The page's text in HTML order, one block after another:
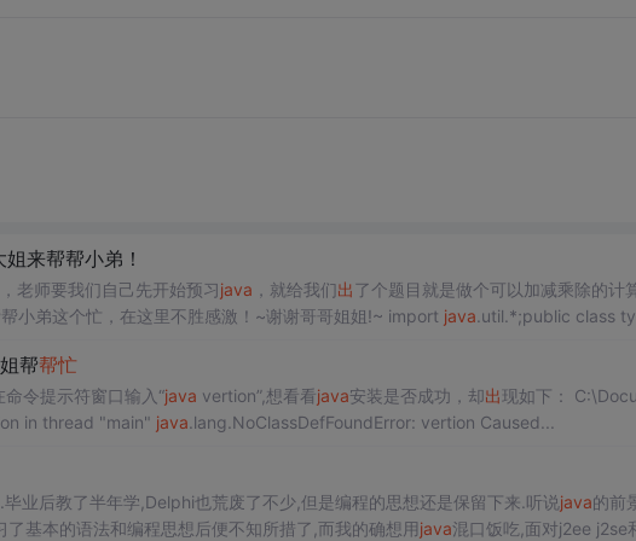
姐来帮帮小弟！
，老师要我们自己先开始预习java ，就给我们出了个题目就是做个可以加减乘除的计
帮小弟这个忙，在这里不胜感激！~谢谢哥哥姐姐!~ import java .util.*;public class
帮帮忙
令提示符窗口输入“java vertion”,想看看java安装是否成功，却出现如下：
in thread "main" java .lang.NoClassDefFoundError: vertion Caused...
后教了半年学,Delphi也荒废了不少,但是编程的思想还是保留下来.听说java的前
了基本的语法和编程思想后便不知所措了,而我的确想用java混口饭吃,面对j2ee j2se